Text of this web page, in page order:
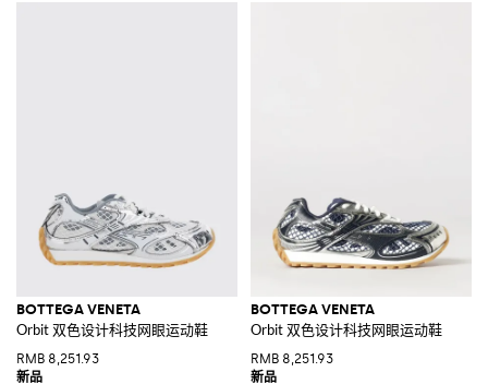
BOTTEGA VENETA
Orbit 双色设计科技网眼运动鞋
RMB 8,251.93
BOTTEGA VENETA
Orbit 双色设计科技网眼运动鞋
RMB 8,251.93